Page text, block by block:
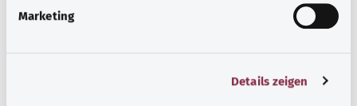
Marketing
Details zeigen
hab’ ich? GmbH по поручению Bundesministerium für
Gesundheit (BMG, Федеральное министерство